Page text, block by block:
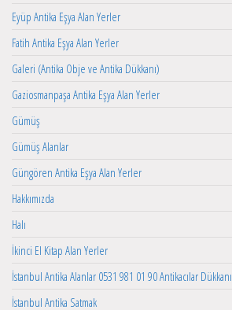
Eyüp Antika Eşya Alan Yerler
Fatih Antika Eşya Alan Yerler
Galeri (Antika Obje ve Antika Dükkanı)
Gaziosmanpaşa Antika Eşya Alan Yerler
Gümüş
Gümüş Alanlar
Güngören Antika Eşya Alan Yerler
Hakkımızda
Halı
İkinci El Kitap Alan Yerler
İstanbul Antika Alanlar 0531 981 01 90 Antikacılar Dükkanı
İstanbul Antika Satmak